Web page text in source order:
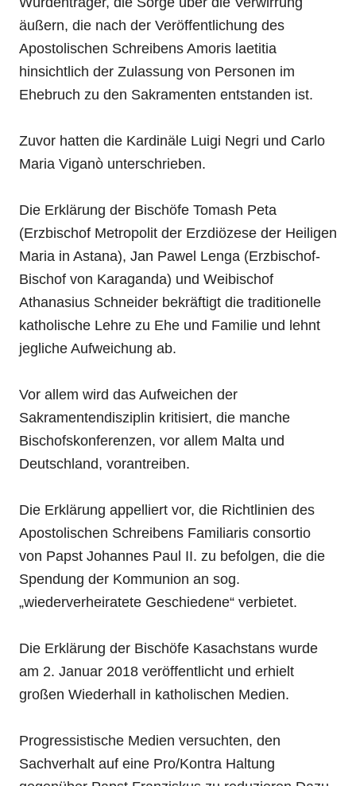
äußern, die nach der Veröffentlichung des
Apostolischen Schreibens Amoris laetitia
hinsichtlich der Zulassung von Personen im
Ehebruch zu den Sakramenten entstanden ist.
Zuvor hatten die Kardinäle Luigi Negri und Carlo
Maria Viganò unterschrieben.
Die Erklärung der Bischöfe Tomash Peta
(Erzbischof Metropolit der Erzdiözese der Heiligen
Maria in Astana), Jan Pawel Lenga (Erzbischof-
Bischof von Karaganda) und Weibischof
Athanasius Schneider bekräftigt die traditionelle
katholische Lehre zu Ehe und Familie und lehnt
jegliche Aufweichung ab.
Vor allem wird das Aufweichen der
Sakramentendisziplin kritisiert, die manche
Bischofskonferenzen, vor allem Malta und
Deutschland, vorantreiben.
Die Erklärung appelliert vor, die Richtlinien des
Apostolischen Schreibens Familiaris consortio
von Papst Johannes Paul II. zu befolgen, die die
Spendung der Kommunion an sog.
„wiederverheiratete Geschiedene“ verbietet.
Die Erklärung der Bischöfe Kasachstans wurde
am 2. Januar 2018 veröffentlicht und erhielt
großen Wiederhall in katholischen Medien.
Progressistische Medien versuchten, den
Sachverhalt auf eine Pro/Kontra Haltung